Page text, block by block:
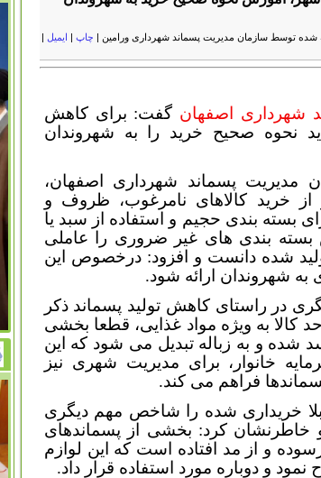
شده توسط سازمان مدیریت پسماند شهرداری ورامین | چاپ | ایمیل |
شهرداری اصفهان گفت: برای کاهش
نحوه صحیح خرید را به شهروندان
مدیریت پسماند شهرداری اصفهان،
خرید کالاهای نامرغوب، ظروف و
بسته بندی حجیم و استفاده از سبد یا
بندی های غیر ضروری را عاملی
شده دانست و افزود: درخصوص این
شهروندان ارائه شود.
در راستای کاهش تولید پسماند ذکر
کالا به ویژه مواد غذایی، قطعا بخشی
شده و به زباله تبدیل می شود که این
خانوار، برای مدیریت شهری نیز
فراهم می کند.
خریداری شده را شاخص مهم دیگری
خاطرنشان کرد: بخشی از پسماندهای
و از مد افتاده است که این لوازم
و دوباره مورد استفاده قرار داد.